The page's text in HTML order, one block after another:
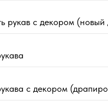
рукав с декором (новый
с декором